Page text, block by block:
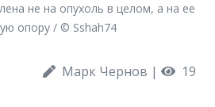
не на опухоль в целом, а на ее
опору / © Sshah74
Марк Чернов | 19